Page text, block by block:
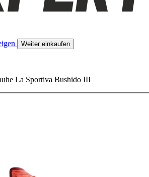
Weiter einkaufen
La Sportiva Bushido III